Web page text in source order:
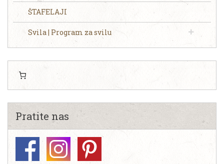
ŠTAFELAJI
Svila | Program za svilu
Pratite nas